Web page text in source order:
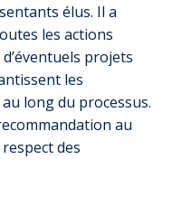
élus. Il a
les actions
projets
les
long du processus.
au
des